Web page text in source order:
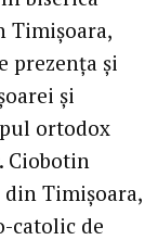
Timișoara,
prezența și
și
ortodox
Ciobotin
din Timișoara,
catolic de